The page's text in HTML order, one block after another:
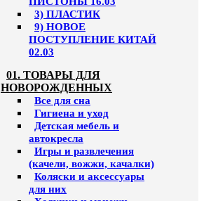
3) ПЛАСТИК
9) НОВОЕ
ПОСТУПЛЕНИЕ КИТАЙ
02.03
01. ТОВАРЫ ДЛЯ
НОВОРОЖДЕННЫХ
Все для сна
Гигиена и уход
Детская мебель и
автокресла
Игры и развлечения
(качели, вожжи, качалки)
Коляски и аксессуары
для них